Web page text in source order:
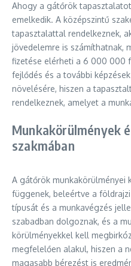
Ahogy a gátőrök
emelkedik. A középszintű
tapasztalattal rendelkeznek,
jövedelemre is számíthatnak,
fizetése elérheti a 6 000 000
fejlődés és a további
növelésére, hiszen a
rendelkeznek, amelyet a
Munkakörülmények
szakmában
A gátőrök munkakörülményei
függenek, beleértve a
típusát és a munkavégzés
szabadban dolgoznak, és a
körülményekkel kell
megfelelően alakul, hiszen a
magasabb bérezést is